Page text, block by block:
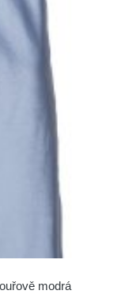
modrá